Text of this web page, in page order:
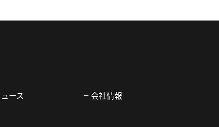
ース 会社情報